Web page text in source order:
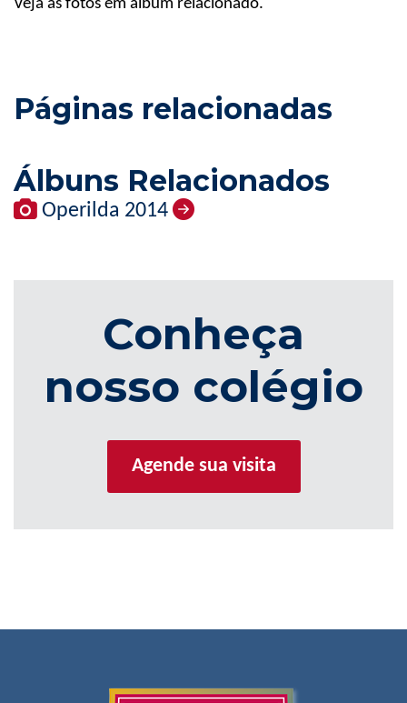
Veja as fotos em álbum relacionado.
Páginas relacionadas
Álbuns Relacionados
Operilda 2014
Conheça
nosso colégio
Agende sua visita